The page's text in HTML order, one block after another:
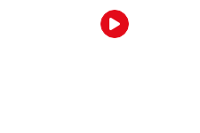
Ecouter